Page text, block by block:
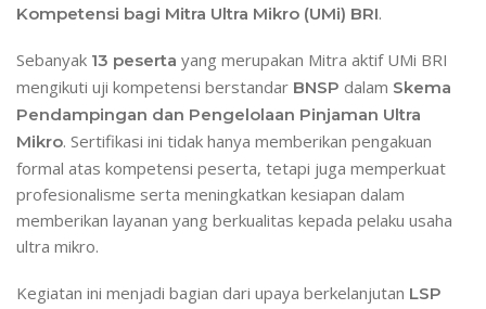
Kompetensi bagi Mitra Ultra Mikro (UMi) BRI.
Sebanyak 13 peserta yang merupakan Mitra aktif UMi BRI
mengikuti uji kompetensi berstandar BNSP dalam Skema
Pendampingan dan Pengelolaan Pinjaman Ultra
Mikro. Sertifikasi ini tidak hanya memberikan pengakuan
formal atas kompetensi peserta, tetapi juga memperkuat
profesionalisme serta meningkatkan kesiapan dalam
memberikan layanan yang berkualitas kepada pelaku usaha
ultra mikro.
Kegiatan ini menjadi bagian dari upaya berkelanjutan LSP